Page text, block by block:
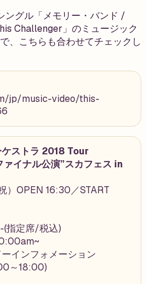
ングル「メモリー・バンド /
Challenger」のミュージック
、こちらも合わせてチェックし
jp/music-video/this-
ストラ 2018 Tour
イナル公演”スカフェス in
）OPEN 16:30／START
指定席/税込)
インフォメーション
～18:00)